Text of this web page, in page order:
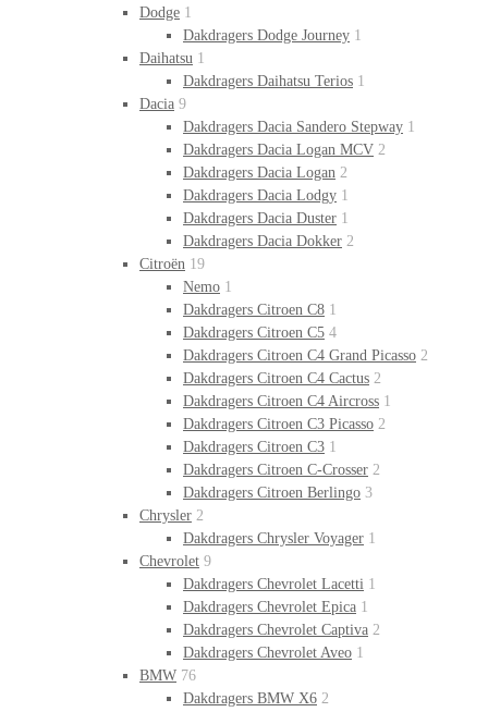
Dodge 1
Dakdragers Dodge Journey 1
Daihatsu 1
Dakdragers Daihatsu Terios 1
Dacia 9
Dakdragers Dacia Sandero Stepway 1
Dakdragers Dacia Logan MCV 2
Dakdragers Dacia Logan 2
Dakdragers Dacia Lodgy 1
Dakdragers Dacia Duster 1
Dakdragers Dacia Dokker 2
Citroën 19
Nemo 1
Dakdragers Citroen C8 1
Dakdragers Citroen C5 4
Dakdragers Citroen C4 Grand Picasso 2
Dakdragers Citroen C4 Cactus 2
Dakdragers Citroen C4 Aircross 1
Dakdragers Citroen C3 Picasso 2
Dakdragers Citroen C3 1
Dakdragers Citroen C-Crosser 2
Dakdragers Citroen Berlingo 3
Chrysler 2
Dakdragers Chrysler Voyager 1
Chevrolet 9
Dakdragers Chevrolet Lacetti 1
Dakdragers Chevrolet Epica 1
Dakdragers Chevrolet Captiva 2
Dakdragers Chevrolet Aveo 1
BMW 76
Dakdragers BMW X6 2